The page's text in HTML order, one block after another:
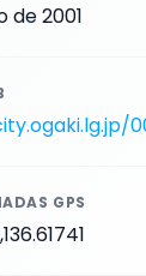
de 2001
GPS